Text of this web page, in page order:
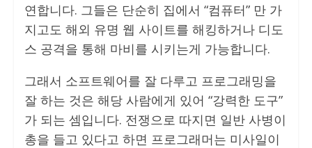
연합니다. 그들은 단순히 집에서 “컴퓨터” 만 가
지고도 해외 유명 웹 사이트를 해킹하거나 디도
스 공격을 통해 마비를 시키는게 가능합니다.
그래서 소프트웨어를 잘 다루고 프로그래밍을
잘 하는 것은 해당 사람에게 있어 “강력한 도구”
가 되는 셈입니다. 전쟁으로 따지면 일반 사병이
총을 들고 있다고 하면 프로그래머는 미사일이